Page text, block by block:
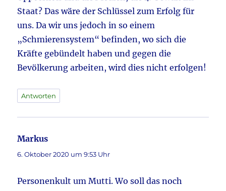
Staat? Das wäre der Schlüssel zum Erfolg für
uns. Da wir uns jedoch in so einem
„Schmierensystem“ befinden, wo sich die
Kräfte gebündelt haben und gegen die
Bevölkerung arbeiten, wird dies nicht erfolgen!
Antworten
Markus
6. Oktober 2020 um 9:53 Uhr
Personenkult um Mutti. Wo soll das noch